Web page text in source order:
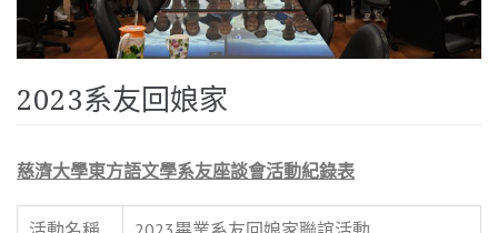
2023系友回娘家
慈濟大學東方語文學系友座談會活動紀錄表